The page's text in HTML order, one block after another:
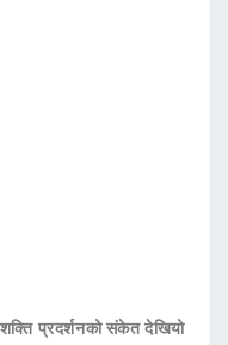
शक्ति प्रदर्शनको संकेत देखियो